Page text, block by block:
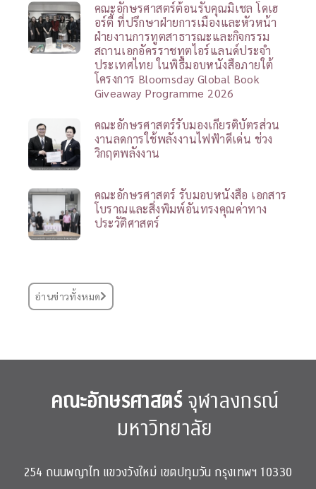
คณะอักษรศาสตร์ต้อนรับคุณมิเชล โดเฮ
อร์ตี้ ที่ปรึกษาฝ่ายการเมืองและหัวหน้า
ฝ่ายงานการทูตสาธารณะและกิจกรรม
สถานเอกอัครราชทูตไอร์แลนด์ประจำ
ประเทศไทย ในพิธีมอบหนังสือภายใต้
โครงการ Bloomsday Global Book
Giveaway Programme 2026
คณะอักษรศาสตร์รับมองเกียรติบัตรส่วน
งานลดการใช้พลังงานไฟฟ้าดีเด่น ช่วง
วิกฤตพลังงาน
คณะอักษรศาสตร์ รับมอบหนังสือ เอกสาร
โบราณและสิ่งพิมพ์อันทรงคุณค่าทาง
ประวัติศาสตร์
อ่านข่าวทั้งหมด
คณะอักษรศาสตร์จุฬาลงกรณ์
มหาวิทยาลัย
254 ถนนพญาไท แขวงวังใหม่ เขตปทุมวัน กรุงเทพฯ 10330